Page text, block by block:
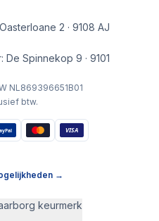
2 · 9108 AJ
De Spinnekop 9 · 9101
NL869396651B01
btw.
VISA
→